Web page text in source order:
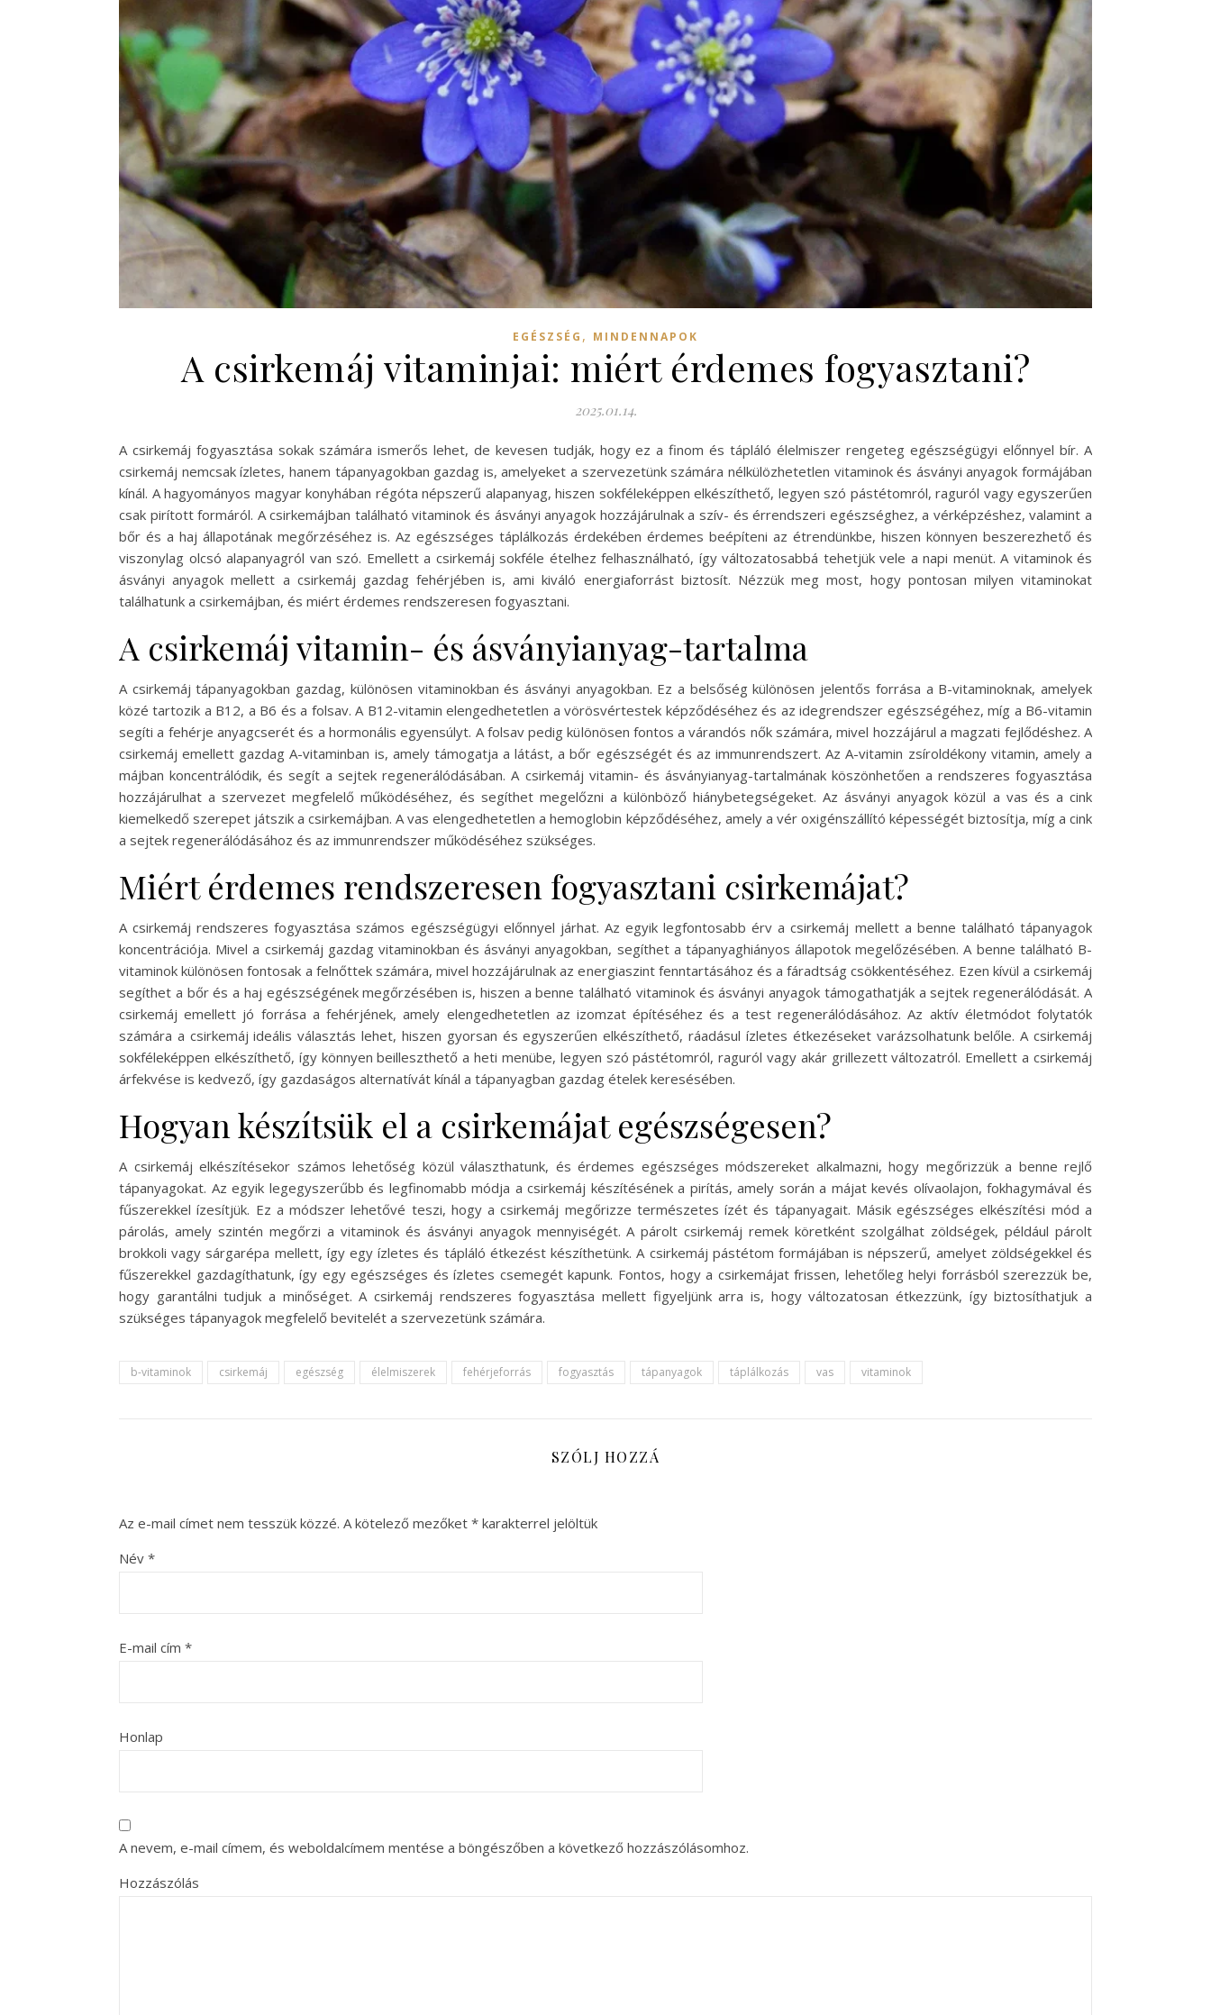
EGÉSZSÉG , MINDENNAPOK
A csirkemáj vitaminjai: miért érdemes fogyasztani?
2025.01.14.
A csirkemáj fogyasztása sokak számára ismerős lehet, de kevesen tudják, hogy ez a finom és tápláló élelmiszer rengeteg egészségügyi előnnyel bír. A
csirkemáj nemcsak ízletes, hanem tápanyagokban gazdag is, amelyeket a szervezetünk számára nélkülözhetetlen vitaminok és ásványi anyagok formájában
kínál. A hagyományos magyar konyhában régóta népszerű alapanyag, hiszen sokféleképpen elkészíthető, legyen szó pástétomról, raguról vagy egyszerűen
csak pirított formáról. A csirkemájban található vitaminok és ásványi anyagok hozzájárulnak a szív- és érrendszeri egészséghez, a vérképzéshez, valamint a
bőr és a haj állapotának megőrzéséhez is. Az egészséges táplálkozás érdekében érdemes beépíteni az étrendünkbe, hiszen könnyen beszerezhető és
viszonylag olcsó alapanyagról van szó. Emellett a csirkemáj sokféle ételhez felhasználható, így változatosabbá tehetjük vele a napi menüt. A vitaminok és
ásványi anyagok mellett a csirkemáj gazdag fehérjében is, ami kiváló energiaforrást biztosít. Nézzük meg most, hogy pontosan milyen vitaminokat
találhatunk a csirkemájban, és miért érdemes rendszeresen fogyasztani.
A csirkemáj vitamin- és ásványianyag-tartalma
A csirkemáj tápanyagokban gazdag, különösen vitaminokban és ásványi anyagokban. Ez a belsőség különösen jelentős forrása a B-vitaminoknak, amelyek
közé tartozik a B12, a B6 és a folsav. A B12-vitamin elengedhetetlen a vörösvértestek képződéséhez és az idegrendszer egészségéhez, míg a B6-vitamin
segíti a fehérje anyagcserét és a hormonális egyensúlyt. A folsav pedig különösen fontos a várandós nők számára, mivel hozzájárul a magzati fejlődéshez. A
csirkemáj emellett gazdag A-vitaminban is, amely támogatja a látást, a bőr egészségét és az immunrendszert. Az A-vitamin zsíroldékony vitamin, amely a
májban koncentrálódik, és segít a sejtek regenerálódásában. A csirkemáj vitamin- és ásványianyag-tartalmának köszönhetően a rendszeres fogyasztása
hozzájárulhat a szervezet megfelelő működéséhez, és segíthet megelőzni a különböző hiánybetegségeket. Az ásványi anyagok közül a vas és a cink
kiemelkedő szerepet játszik a csirkemájban. A vas elengedhetetlen a hemoglobin képződéséhez, amely a vér oxigénszállító képességét biztosítja, míg a cink
a sejtek regenerálódásához és az immunrendszer működéséhez szükséges.
Miért érdemes rendszeresen fogyasztani csirkemájat?
A csirkemáj rendszeres fogyasztása számos egészségügyi előnnyel járhat. Az egyik legfontosabb érv a csirkemáj mellett a benne található tápanyagok
koncentrációja. Mivel a csirkemáj gazdag vitaminokban és ásványi anyagokban, segíthet a tápanyaghiányos állapotok megelőzésében. A benne található B-
vitaminok különösen fontosak a felnőttek számára, mivel hozzájárulnak az energiaszint fenntartásához és a fáradtság csökkentéséhez. Ezen kívül a csirkemáj
segíthet a bőr és a haj egészségének megőrzésében is, hiszen a benne található vitaminok és ásványi anyagok támogathatják a sejtek regenerálódását. A
csirkemáj emellett jó forrása a fehérjének, amely elengedhetetlen az izomzat építéséhez és a test regenerálódásához. Az aktív életmódot folytatók
számára a csirkemáj ideális választás lehet, hiszen gyorsan és egyszerűen elkészíthető, ráadásul ízletes étkezéseket varázsolhatunk belőle. A csirkemáj
sokféleképpen elkészíthető, így könnyen beilleszthető a heti menübe, legyen szó pástétomról, raguról vagy akár grillezett változatról. Emellett a csirkemáj
árfekvése is kedvező, így gazdaságos alternatívát kínál a tápanyagban gazdag ételek keresésében.
Hogyan készítsük el a csirkemájat egészségesen?
A csirkemáj elkészítésekor számos lehetőség közül választhatunk, és érdemes egészséges módszereket alkalmazni, hogy megőrizzük a benne rejlő
tápanyagokat. Az egyik legegyszerűbb és legfinomabb módja a csirkemáj készítésének a pirítás, amely során a májat kevés olívaolajon, fokhagymával és
fűszerekkel ízesítjük. Ez a módszer lehetővé teszi, hogy a csirkemáj megőrizze természetes ízét és tápanyagait. Másik egészséges elkészítési mód a
párolás, amely szintén megőrzi a vitaminok és ásványi anyagok mennyiségét. A párolt csirkemáj remek köretként szolgálhat zöldségek, például párolt
brokkoli vagy sárgarépa mellett, így egy ízletes és tápláló étkezést készíthetünk. A csirkemáj pástétom formájában is népszerű, amelyet zöldségekkel és
fűszerekkel gazdagíthatunk, így egy egészséges és ízletes csemegét kapunk. Fontos, hogy a csirkemájat frissen, lehetőleg helyi forrásból szerezzük be,
hogy garantálni tudjuk a minőséget. A csirkemáj rendszeres fogyasztása mellett figyeljünk arra is, hogy változatosan étkezzünk, így biztosíthatjuk a
szükséges tápanyagok megfelelő bevitelét a szervezetünk számára.
b-vitaminok csirkemáj egészség élelmiszerek fehérjeforrás fogyasztás tápanyagok táplálkozás vas vitaminok
SZÓLJ HOZZÁ
Az e-mail címet nem tesszük közzé. A kötelező mezőket * karakterrel jelöltük
Név *
E-mail cím *
Honlap
A nevem, e-mail címem, és weboldalcímem mentése a böngészőben a következő hozzászólásomhoz.
Hozzászólás